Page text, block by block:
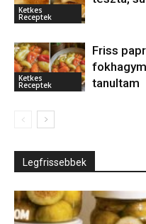
Ketkes
Receptek
Ketkes
Receptek
Friss
tanultam
Legfrissebbek